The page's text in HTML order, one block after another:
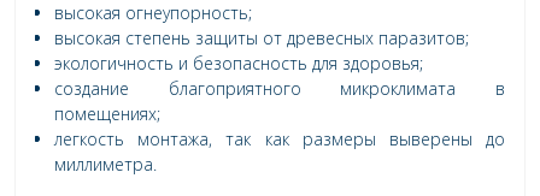
высокая огнеупорность;
высокая степень защиты от древесных паразитов;
экологичность и безопасность для здоровья;
создание благоприятного микроклимата в
помещениях;
легкость монтажа, так как размеры выверены до
миллиметра.